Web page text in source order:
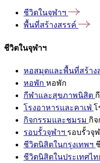
ชีวิตในจุฬาฯ
พื้นที่สร้างสรรค์
ชีวิตในจุฬาฯ
หอสมุดและพื้นที่สร้าง
หอพัก หอพัก
กีฬาและสุขภาพนิสิต
โรงอาหารและคาเฟ่ โ
กิจกรรมและชมรม กิ
รอบรั้วจุฬาฯ รอบรั้วจุ
ชีวิตนิสิตในกรุงเทพฯ
ชีวิตนิสิตในประเทศไท